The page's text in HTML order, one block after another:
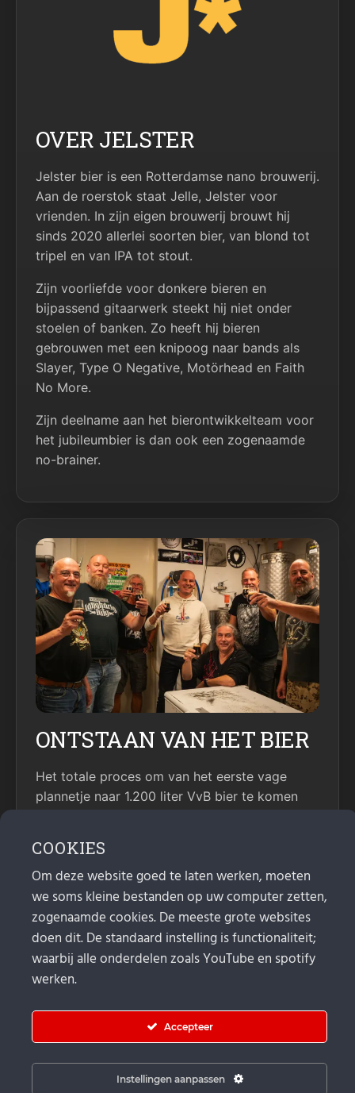
OVER JELSTER
Jelster bier is een Rotterdamse nano brouwerij.
Aan de roerstok staat Jelle, Jelster voor
vrienden. In zijn eigen brouwerij brouwt hij
sinds 2020 allerlei soorten bier, van blond tot
tripel en van IPA tot stout.
Zijn voorliefde voor donkere bieren en
bijpassend gitaarwerk steekt hij niet onder
stoelen of banken. Zo heeft hij bieren
gebrouwen met een knipoog naar bands als
Slayer, Type O Negative, Motörhead en Faith
No More.
Zijn deelname aan het bierontwikkelteam voor
het jubileumbier is dan ook een zogenaamde
no-brainer.
ONTSTAAN VAN HET BIER
Het totale proces om van het eerste vage
plannetje naar 1.200 liter VvB bier te komen
uit november 2024.
Kort daarna is het bierteam opgericht en zijn
we diverse keren bij elkaar gekomen. De
eerste keer vooral om te verzinnen wat voor
soort bier het moest gaan worden.
Doordrinkbaar of juist om langzaam van te
genieten? Blond, rood, bruin of zwart?
Het was een overleg met meer vragen dan
antwoorden. Er zat dus maar één ding op: een
uitgebreide proefsessie waarbij we de door
iedereen meegebrachte favoriete bieren en de
COOKIES
Om deze website goed te laten werken, moeten
we soms kleine bestanden op uw computer zetten,
zogenaamde cookies. De meeste grote websites
doen dit. De standaard instelling is functionaliteit;
waarbij alle onderdelen zoals YouTube en spotify
werken.
Accepteer
Instellingen aanpassen